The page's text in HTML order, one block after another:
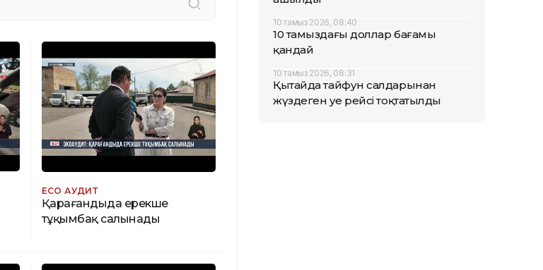
ECO АУДИТ
Қарағандыда ерекше
тұқымбақ салынады
10 тамыз 2026, 08:40
10 тамыздағы доллар бағамы
қандай
10 тамыз 2026, 08:31
Қытайда тайфун салдарынан
жүздеген әуе рейсі тоқтатылды